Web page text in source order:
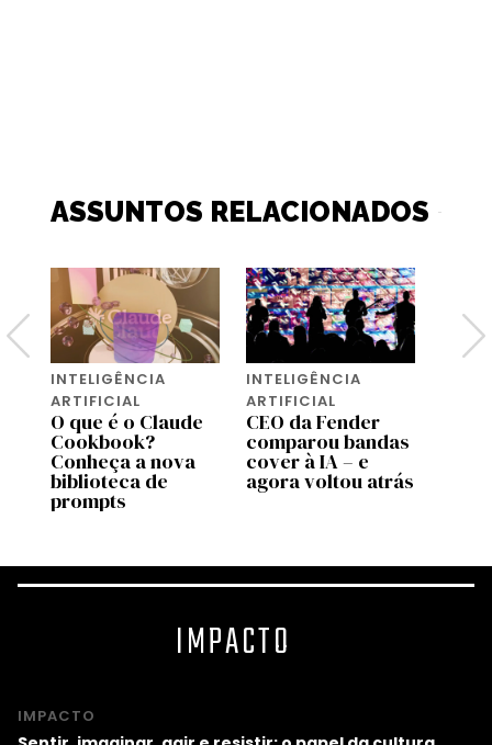
ASSUNTOS RELACIONADOS
INTELIGÊNCIA
ARTIFICIAL
O que é o Claude
Cookbook?
Conheça a nova
biblioteca de
prompts
INTELIGÊNCIA
ARTIFICIAL
CEO da Fender
comparou bandas
cover à IA – e
agora voltou atrás
IMPACTO
IMPACTO